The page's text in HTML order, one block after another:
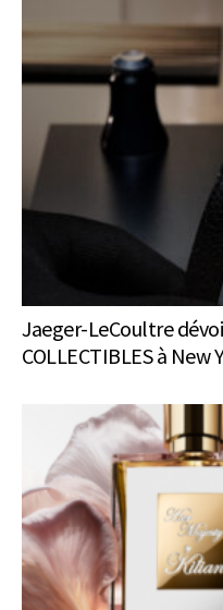
Jaeger-LeCoultre
COLLECTIBLES à New